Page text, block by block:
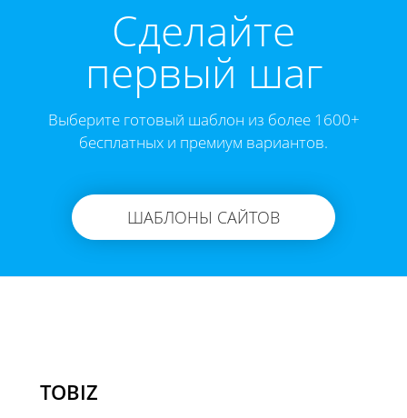
Cделайте
первый шаг
Выберите готовый шаблон из более 1600+
бесплатных и премиум вариантов.
ШАБЛОНЫ САЙТОВ
TOBIZ